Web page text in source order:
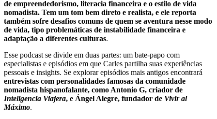
de empreendedorismo, literacia financeira e o estilo de vida
nomadista. Tem um tom bem direto e realista, e ele reporta
também sofre desafios comuns de quem se aventura nesse modo
de vida, tipo problemáticas de instabilidade financeira e
adaptação a diferentes culturas.
Esse podcast se divide em duas partes: um bate-papo com
especialistas e episódios em que Carles partilha suas experiências
pessoais e insights. Se explorar episódios mais antigos encontrará
entrevistas com personalidades famosas da comunidade
nomadista hispanofalante, como Antonio G, criador de
Inteligencia Viajera, e Ángel Alegre, fundador de Vivir al
Máximo.